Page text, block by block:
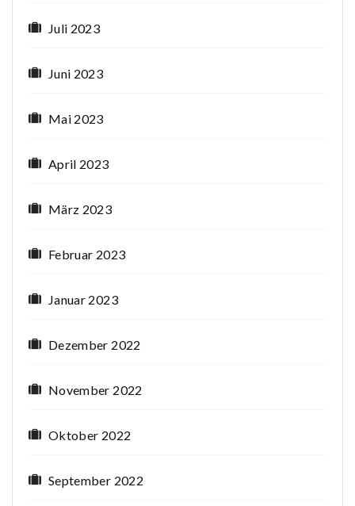
Juli 2023
Juni 2023
Mai 2023
April 2023
März 2023
Februar 2023
Januar 2023
Dezember 2022
November 2022
Oktober 2022
September 2022